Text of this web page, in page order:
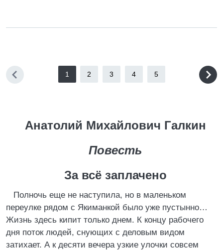
1 2 3 4 5
Анатолий Михайлович Галкин
Повесть
За всё заплачено
Полночь еще не наступила, но в маленьком
переулке рядом с Якиманкой было уже пустынно…
Жизнь здесь кипит только днем. К концу рабочего
дня поток людей, снующих с деловым видом
затихает. А к десяти вечера узкие улочки совсем